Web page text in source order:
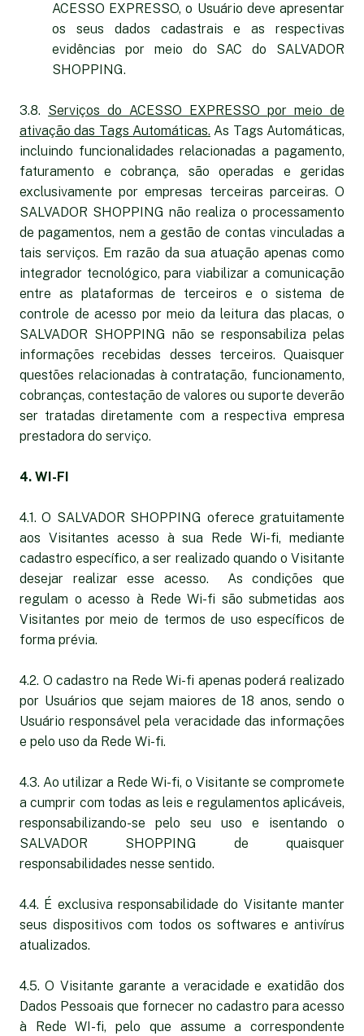
ACESSO EXPRESSO, o Usuário deve apresentar
os seus dados cadastrais e as respectivas
evidências por meio do SAC do SALVADOR
SHOPPING.
3.8. Serviços do ACESSO EXPRESSO por meio de
ativação das Tags Automáticas. As Tags Automáticas,
incluindo funcionalidades relacionadas a pagamento,
faturamento e cobrança, são operadas e geridas
exclusivamente por empresas terceiras parceiras. O
SALVADOR SHOPPING não realiza o processamento
de pagamentos, nem a gestão de contas vinculadas a
tais serviços. Em razão da sua atuação apenas como
integrador tecnológico, para viabilizar a comunicação
entre as plataformas de terceiros e o sistema de
controle de acesso por meio da leitura das placas, o
SALVADOR SHOPPING não se responsabiliza pelas
informações recebidas desses terceiros. Quaisquer
questões relacionadas à contratação, funcionamento,
cobranças, contestação de valores ou suporte deverão
ser tratadas diretamente com a respectiva empresa
prestadora do serviço.
4. WI-FI
4.1. O SALVADOR SHOPPING oferece gratuitamente
aos Visitantes acesso à sua Rede Wi-fi, mediante
cadastro específico, a ser realizado quando o Visitante
desejar realizar esse acesso. As condições que
regulam o acesso à Rede Wi-fi são submetidas aos
Visitantes por meio de termos de uso específicos de
forma prévia.
4.2. O cadastro na Rede Wi-fi apenas poderá realizado
por Usuários que sejam maiores de 18 anos, sendo o
Usuário responsável pela veracidade das informações
e pelo uso da Rede Wi-fi.
4.3. Ao utilizar a Rede Wi-fi, o Visitante se compromete
a cumprir com todas as leis e regulamentos aplicáveis,
responsabilizando-se pelo seu uso e isentando o
SALVADOR SHOPPING de quaisquer
responsabilidades nesse sentido.
4.4. É exclusiva responsabilidade do Visitante manter
seus dispositivos com todos os softwares e antivírus
atualizados.
4.5. O Visitante garante a veracidade e exatidão dos
Dados Pessoais que fornecer no cadastro para acesso
à Rede WI-fi, pelo que assume a correspondente